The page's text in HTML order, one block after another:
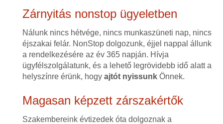
Zárnyitás nonstop ügyeletben
Nálunk nincs hétvége, nincs munkaszüneti nap, nincs
éjszakai felár. NonStop dolgozunk, éjjel nappal állunk
a rendelkezésére az év 365 napján. Hívja
ügyfélszolgálatunk, és a lehető legrövidebb idő alatt a
helyszínre érünk, hogy ajtót nyissunkÖnnek.
Magasan képzett zárszakértők
Szakembereink évtizedek óta dolgoznak a